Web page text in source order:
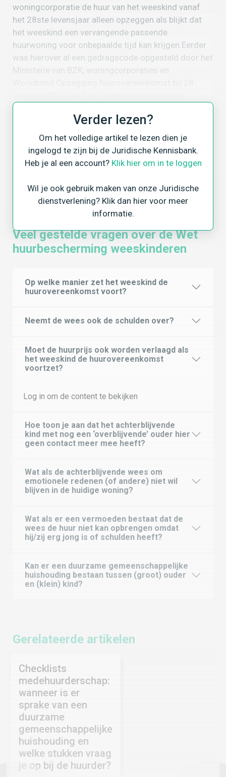
woningcorporatie de huur van het weeskind vanaf
het 28ste levensjaar alleen opzeggen als blijkt dat
het weeskind een vervangende passende
huurwoning voor onbepaalde tijd kan krijgen.Eerder
was hierover al een gedragscode opgesteld door het
Ministerie van BZK, woningcorporaties en
Verder lezen?
Om het volledige artikel te lezen dien je
ingelogd te zijn bij de Juridische Kennisbank.
Heb je al een account? Klik hier om in te loggen
Wil je ook gebruik maken van onze Juridische
dienstverlening? Klik dan hier voor meer
informatie.
Trefwoorden:
Overlijden Van De Huurder Weeskinderen
Veel gestelde vragen over de Wet
huurbescherming weeskinderen
Op welke manier zet het weeskind de
huurovereenkomst voort?
Neemt de wees ook de schulden over?
Moet de huurprijs ook worden verlaagd als
het weeskind de huurovereenkomst
voortzet?
Log in om de content te bekijken
Hoe toon je aan dat het achterblijvende
kind met nog een ‘overblijvende’ ouder hier
geen contact meer mee heeft?
Wat als de achterblijvende wees om
emotionele redenen (of andere) niet wil
blijven in de huidige woning?
Wat als er een vermoeden bestaat dat de
wees de huur niet kan opbrengen omdat
hij/zij erg jong is of schulden heeft?
Kan er een duurzame gemeenschappelijke
huishouding bestaan tussen (groot) ouder
en (klein) kind?
Gerelateerde artikelen
Checklists
medehuurderschap:
wanneer is er
sprake van een
duurzame
gemeenschappelijke
huishouding en
welke stukken vraag
je op bij de huurder?